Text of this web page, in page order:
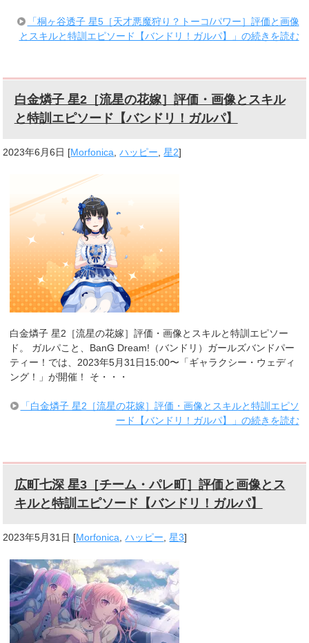
「桐ヶ谷透子 星5［天才悪魔狩り？トーコ/パワー］評価と画像
とスキルと特訓エピソード【バンドリ！ガルパ】」の続きを読む
白金燐子 星2［流星の花嫁］評価・画像とスキル
と特訓エピソード【バンドリ！ガルパ】
2023年6月6日 [Morfonica,ハッピー,星2]
白金燐子 星2［流星の花嫁］評価・画像とスキルと特訓エピソー
ド。 ガルパこと、BanG Dream!（バンドリ）ガールズバンドパー
ティー！では、2023年5月31日15:00〜「ギャラクシー・ウェディ
ング！」が開催！ そ・・・
「白金燐子 星2［流星の花嫁］評価・画像とスキルと特訓エピソ
ード【バンドリ！ガルパ】」の続きを読む
広町七深 星3［チーム・パレ町］評価と画像とス
キルと特訓エピソード【バンドリ！ガルパ】
2023年5月31日 [Morfonica ,ハッピー ,星3]